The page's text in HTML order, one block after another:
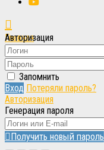
Главная
Вход
Вход
Авторизация
Запомнить
Вход Потеряли пароль?
Авторизация
Генерация пароля
Получить новый пароль